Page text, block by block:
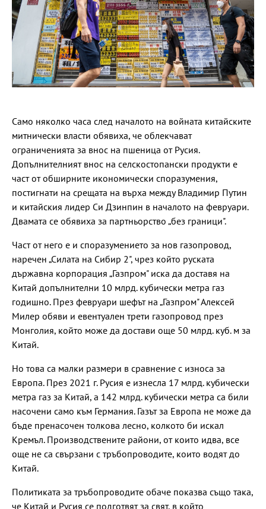
Само няколко часа след началото на войната китайските
митнически власти обявиха, че облекчават
ограниченията за внос на пшеница от Русия.
Допълнителният внос на селскостопански продукти е
част от обширните икономически споразумения,
постигнати на срещата на върха между Владимир Путин
и китайския лидер Си Дзинпин в началото на февруари.
Двамата се обявиха за партньорство „без граници".
Част от него е и споразумението за нов газопровод,
наречен „Силата на Сибир 2", чрез който руската
държавна корпорация „Газпром" иска да доставя на
Китай допълнителни 10 млрд. кубически метра газ
годишно. През февруари шефът на „Газпром" Алексей
Милер обяви и евентуален трети газопровод през
Монголия, който може да достави още 50 млрд. куб. м за
Китай.
Но това са малки размери в сравнение с износа за
Европа. През 2021 г. Русия е изнесла 17 млрд. кубически
метра газ за Китай, а 142 млрд. кубически метра са били
насочени само към Германия. Газът за Европа не може да
бъде пренасочен толкова лесно, колкото би искал
Кремъл. Производствените райони, от които идва, все
още не са свързани с тръбопроводите, които водят до
Китай.
Политиката за тръбопроводите обаче показва също така,
че Китай и Русия се подготвят за свят, в който